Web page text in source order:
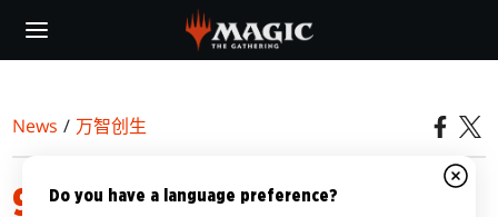
main
News / 万智创生
900，继续中
Do you have a language preference?